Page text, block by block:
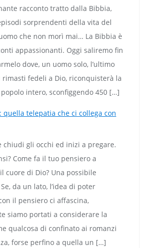
racconto tratto dalla Bibbia,
sorprendenti della vita del
che non morì mai… La Bibbia è
appassionanti. Oggi saliremo fin
dove, un uomo solo, l’ultimo
rimasti fedeli a Dio, riconquisterà la
intero, sconfiggendo 450 […]
quella telepatia che ci collega con
chiudi gli occhi ed inizi a pregare.
Come fa il tuo pensiero a
cuore di Dio? Una possibile
da un lato, l’idea di poter
il pensiero ci affascina,
siamo portati a considerare la
qualcosa di confinato ai romanzi
forse perfino a quella un […]